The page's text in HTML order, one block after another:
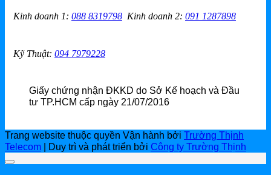
Kinh doanh 1: 088 8319798 Kinh doanh 2: 091 1287898
Kỹ Thuật: 094 7979228
Giấy chứng nhận ĐKKD do Sở Kế hoạch và Đầu
tư TP.HCM cấp ngày 21/07/2016
Trang website thuộc quyền Vận hành bởi Trường Thịnh
Telecom | Duy trì và phát triển bởi Công ty Trường Thịnh